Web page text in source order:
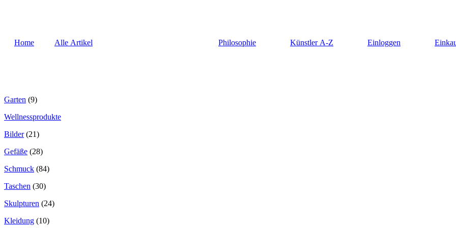
Home Alle Artikel Philosophie Künstler A-Z Einloggen
Garten (9)
Wellnessprodukte
Bilder (21)
Gefäße (28)
Schmuck (84)
Taschen (30)
Skulpturen (24)
Kleidung (10)